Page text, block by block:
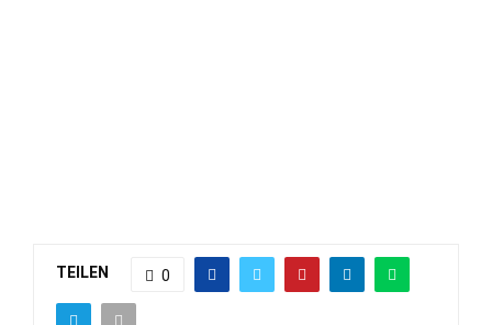
TEILEN 0